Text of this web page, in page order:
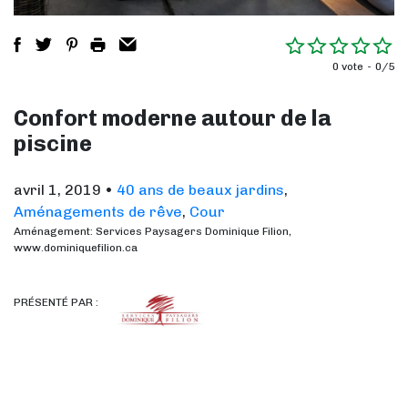
0 vote 0/5
Confort moderne autour de la
piscine
avril 1, 2019 • 40 ans de beaux jardins,
Aménagements de rêve, Cour
Aménagement: Services Paysagers Dominique Filion,
www.dominiquefilion.ca
PRÉSENTÉ PAR :